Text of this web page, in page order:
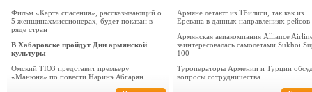
Фильм «Карта спасения», рассказывающий о
5 женщинах­миссионерах, будет показан в
ряде стран
В Хабаровске пройдут Дни армянской
культуры
Омский ТЮЗ представит премьеру
«Манюня» по повести Наринэ Абгарян
Армяне летают из Тбилиси, так как из
Еревана в данных направлениях рейсов
Армянская авиакомпания Alliance
заинтересовалась самолетами Sukhoi
100
Туроператоры Армении и Турции
вопросы сотрудничества